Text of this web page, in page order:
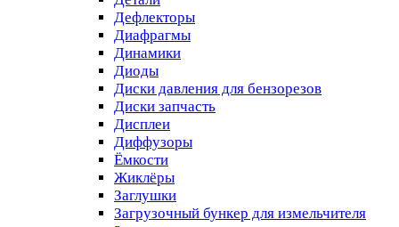
Дефлекторы
Диафрагмы
Динамики
Диоды
Диски давления для бензорезов
Диски запчасть
Дисплеи
Диффузоры
Ёмкости
Жиклёры
Заглушки
Загрузочный бункер для измельчителя